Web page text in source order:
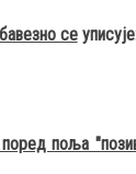
сеуписује
поља